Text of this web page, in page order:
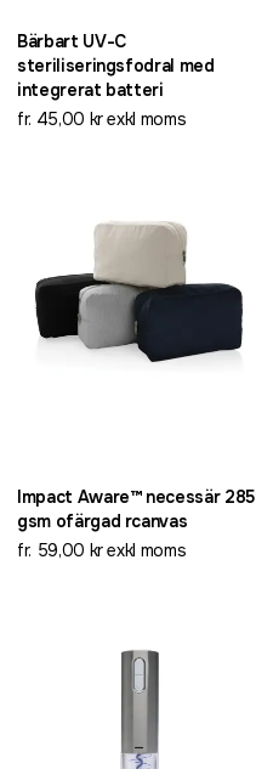
Bärbart UV-C
steriliseringsfodral med
integrerat batteri
fr. 45,00 kr exkl moms
Impact Aware™ necessär 285
gsm ofärgad rcanvas
fr. 59,00 kr exkl moms